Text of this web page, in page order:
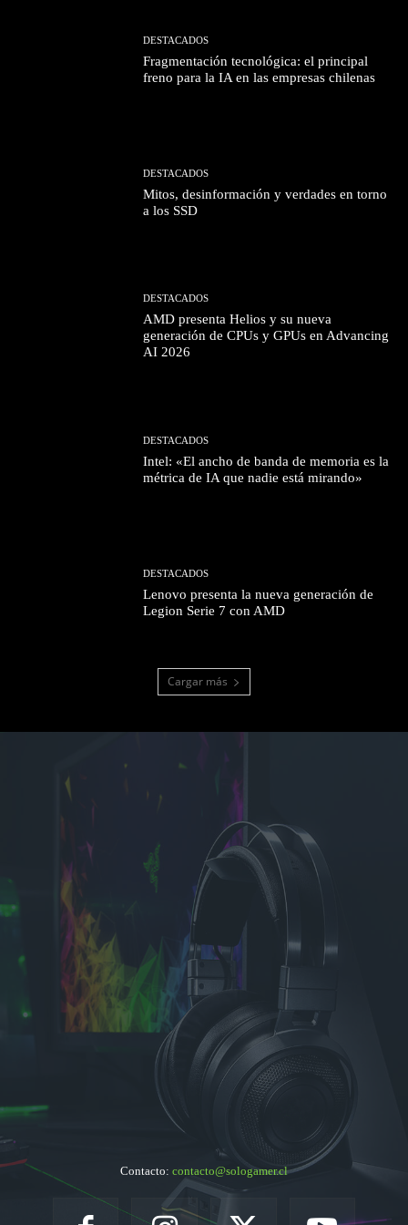
DESTACADOS
Fragmentación tecnológica: el principal
freno para la IA en las empresas chilenas
DESTACADOS
Mitos, desinformación y verdades en torno
a los SSD
DESTACADOS
AMD presenta Helios y su nueva
generación de CPUs y GPUs en Advancing
AI 2026
DESTACADOS
Intel: «El ancho de banda de memoria es la
métrica de IA que nadie está mirando»
DESTACADOS
Lenovo presenta la nueva generación de
Legion Serie 7 con AMD
Cargar más
Contacto: contacto@sologamer.cl